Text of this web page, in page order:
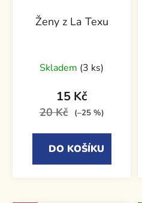
Ženy z La Texu
Skladem (3 ks)
15 Kč
20 Kč (–25 %)
DO KOŠÍKU